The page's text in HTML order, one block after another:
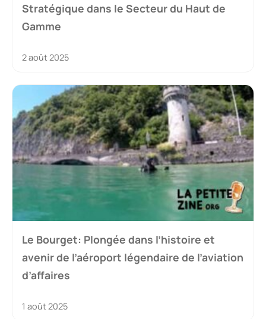
Stratégique dans le Secteur du Haut de
Gamme
2 août 2025
Le Bourget: Plongée dans l’histoire et
avenir de l’aéroport légendaire de l’aviation
d’affaires
1 août 2025